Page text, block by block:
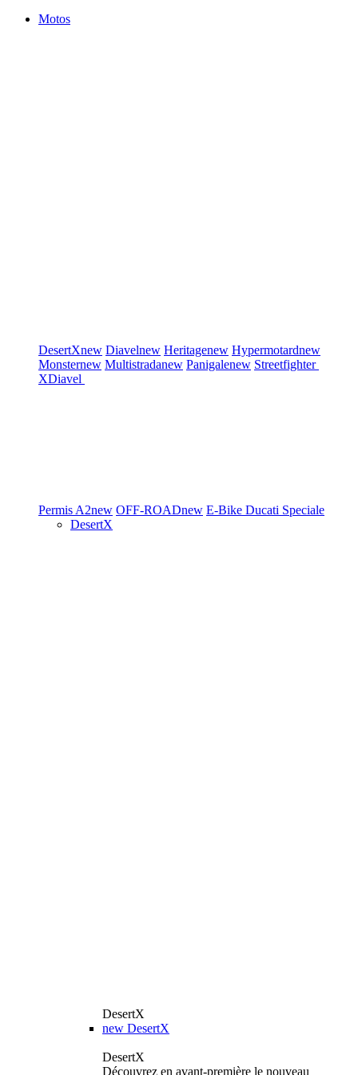
Motos
DesertXnew Diavelnew Heritagenew Hypermotardnew
Monsternew Multistradanew Panigalenew Streetfighter
XDiavel
Permis A2new OFF-ROADnew E-Bike Ducati Speciale
DesertX
DesertX
new DesertX
DesertX
Découvrez en avant-première le nouveau